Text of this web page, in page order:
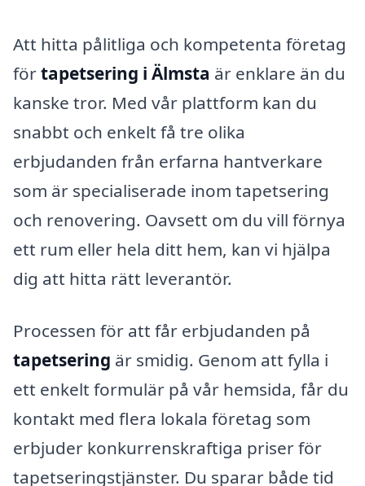
Att hitta pålitliga och kompetenta företag
förtapetsering i Älmsta är enklare än du
kanske tror. Med vår plattform kan du
snabbt och enkelt få tre olika
erbjudanden från erfarna hantverkare
som är specialiserade inom tapetsering
och renovering. Oavsett om du vill förnya
ett rum eller hela ditt hem, kan vi hjälpa
dig att hitta rätt leverantör.
Processen för att får erbjudanden på
tapetsering är smidig. Genom att fylla i
ett enkelt formulär på vår hemsida, får du
kontakt med flera lokala företag som
erbjuder konkurrenskraftiga priser för
tapetseringstjänster. Du sparar både tid